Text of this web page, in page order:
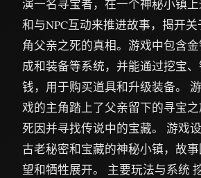
演一名寻宝者，在一个神秘小镇
和与NPC互动来推进故事，揭开
角父亲之死的真相。游戏中包含
成和装备等系统，并能通过挖宝
钱，用于购买道具和升级装备。
戏的主角踏上了父亲留下的寻宝
死因并寻找传说中的宝藏。 游戏
古老秘密和宝藏的神秘小镇，故
望和牺牲展开。 主要玩法与系统